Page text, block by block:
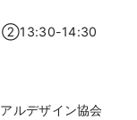
②13:30-14:30
ルデザイン協会